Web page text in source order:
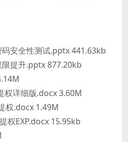
安全性测试.pptx 441.63kb
提升.pptx 877.20kb
详细版.docx 3.60M
.docx 1.49M
EXP.docx 15.95kb